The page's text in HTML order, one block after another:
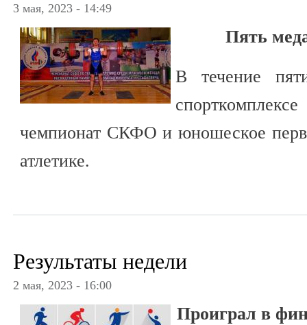
3 мая, 2023 - 14:49
Пять
В течение
чемпионат СКФО и юношеское
атлетике.
Результаты недели
2 мая, 2023 - 16:00
Проиграл в